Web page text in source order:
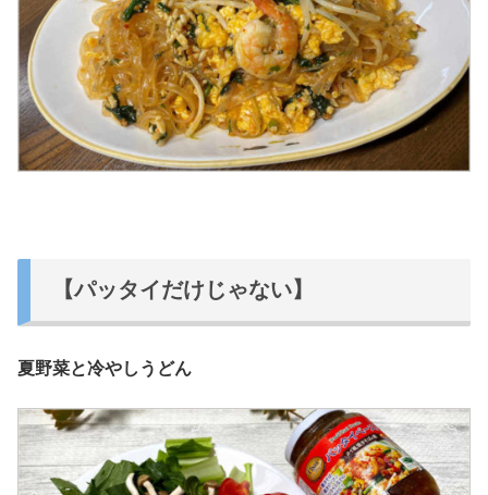
【パッタイだけじゃない】
夏野菜と冷やしうどん